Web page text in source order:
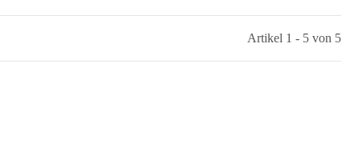
Artikel 1 - 5 von 5